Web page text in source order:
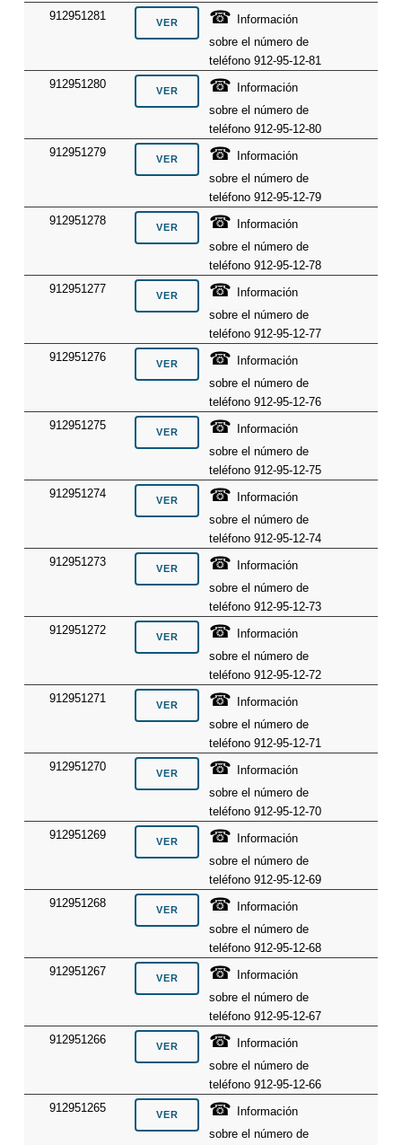
912951281 ☎
Información
sobre el número de
teléfono 912-95-12-81
912951280
☎
Información
sobre el número de
teléfono 912-95-12-80
912951279
☎
Información
sobre el número de
teléfono 912-95-12-79
912951278
☎
Información
sobre el número de
teléfono 912-95-12-78
912951277
☎
Información
sobre el número de
teléfono 912-95-12-77
912951276
☎
Información
sobre el número de
teléfono 912-95-12-76
912951275
☎
Información
sobre el número de
teléfono 912-95-12-75
912951274
☎
Información
sobre el número de
teléfono 912-95-12-74
912951273
☎
Información
sobre el número de
teléfono 912-95-12-73
912951272
☎
Información
sobre el número de
teléfono 912-95-12-72
912951271
☎
Información
sobre el número de
teléfono 912-95-12-71
912951270
☎
Información
sobre el número de
teléfono 912-95-12-70
912951269
☎
Información
sobre el número de
teléfono 912-95-12-69
912951268
☎
Información
sobre el número de
teléfono 912-95-12-68
912951267
☎
Información
sobre el número de
teléfono 912-95-12-67
912951266
☎
Información
sobre el número de
teléfono 912-95-12-66
912951265
☎
Información
sobre el número de